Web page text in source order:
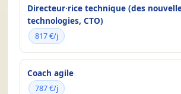
Directeur·rice technique (des
technologies, CTO)
817 €/j
Coach agile
787 €/j